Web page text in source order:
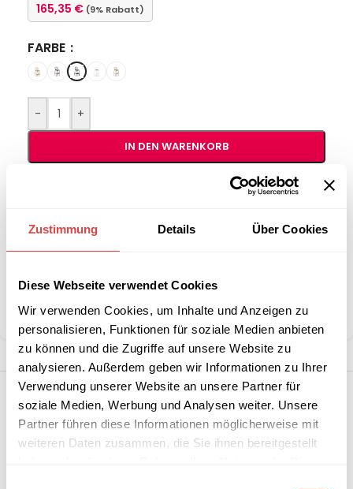
Zustimmung Details Über Cookies
Diese Webseite verwendet Cookies
Wir verwenden Cookies, um Inhalte und Anzeigen zu
personalisieren, Funktionen für soziale Medien anbieten
zu können und die Zugriffe auf unsere Website zu
analysieren. Außerdem geben wir Informationen zu Ihrer
Verwendung unserer Website an unsere Partner für
soziale Medien, Werbung und Analysen weiter. Unsere
Partner führen diese Informationen möglicherweise mit
weiteren Daten zusammen, die Sie ihnen bereitgestellt
165,35 € (9% Rabatt)
FARBE
- +
IN DEN WARENKORB
Stückzahlen?
Kategorie: Barhocker
Teilen: